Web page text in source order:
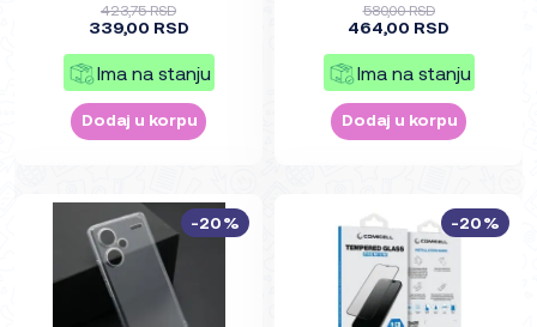
423,75 RSD
339,00 RSD
Ima na stanju
Dodaj u korpu
580,00 RSD
464,00 RSD
Ima na stanju
Dodaj u korpu
-20% -20%